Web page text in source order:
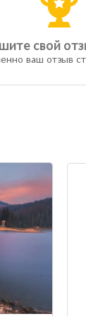
свой
ваш отзыв